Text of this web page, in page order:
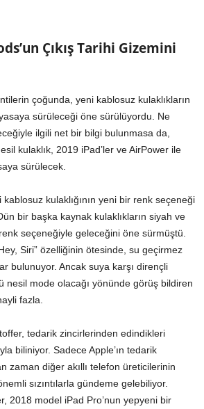
Çıkış Tarihi Gizemini
çoğunda, yeni kablosuz kulaklıkların
sürüleceği öne sürülüyordu. Ne
ilgili net bir bilgi bulunmasa da,
kulaklık, 2019 iPad’ler ve AirPower ile
sürülecek.
kablosuz kulaklığının yeni bir renk seçeneği
bir başka kaynak kulaklıkların siyah ve
seçeneğiyle geleceğini öne sürmüştü.
Siri” özelliğinin ötesinde, su geçirmez
bulunuyor. Ancak suya karşı dirençli
nesil mode olacağı yönünde görüş bildiren
fazla.
tedarik zincirlerinden edindikleri
biliniyor. Sadece Apple’ın tedarik
zaman diğer akıllı telefon üreticilerinin
sızıntılarla gündeme gelebiliyor.
2018 model iPad Pro’nun yepyeni bir